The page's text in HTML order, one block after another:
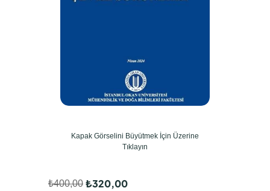
Kapak Görselini Büyütmek İçin Üzerine
Tıklayın
₺400,00 ₺320,00